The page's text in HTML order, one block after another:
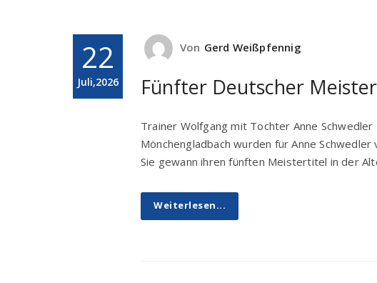
22
Juli,2026
Von Gerd Weißpfennig
Fünfter Deutscher
Trainer Wolfgang mit Tochter Anne
Mönchengladbach wurden für Anne
Sie gewann ihren fünften Meistertitel in der
Weiterlesen...